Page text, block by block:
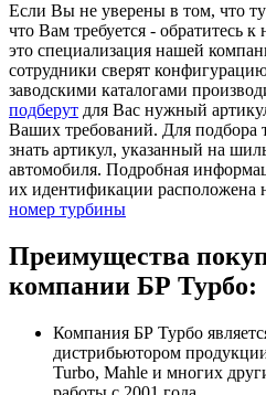
Если Вы не уверены в том, что
что Вам требуется - обратитесь
это специализация нашей
сотрудники сверят
заводскими каталогами
подберут для Вас нужный
Ваших требований. Для подбора
знать артикул, указанный на
автомобиля. Подробная
их идентификации расположена
номер турбины
Преимущества
компании БР Турбо:
Компания БР Турбо
дистрибьютором
Turbo, Mahle и многих